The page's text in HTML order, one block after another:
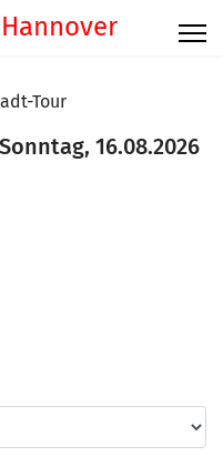
Tour
16.08.2026